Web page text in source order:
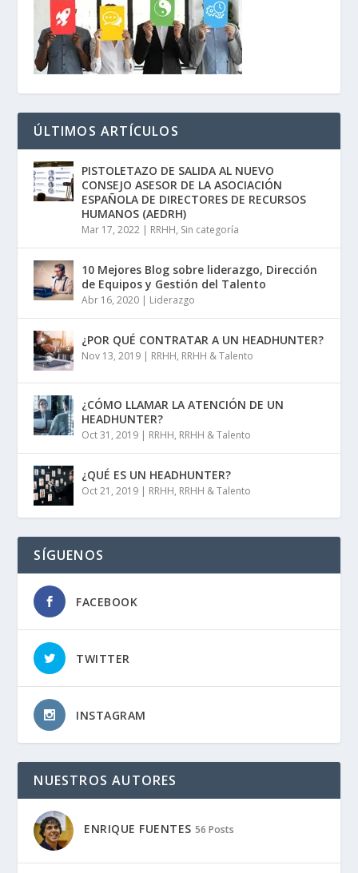
ÚLTIMOS ARTÍCULOS
PISTOLETAZO DE SALIDA AL NUEVO
CONSEJO ASESOR DE LA ASOCIACIÓN
ESPAÑOLA DE DIRECTORES DE RECURSOS
HUMANOS (AEDRH)
Mar 17, 2022 | RRHH, Sin categoría
10 Mejores Blog sobre liderazgo, Dirección
de Equipos y Gestión del Talento
Abr 16, 2020 | Liderazgo
¿POR QUÉ CONTRATAR A UN HEADHUNTER?
Nov 13, 2019 | RRHH, RRHH & Talento
¿CÓMO LLAMAR LA ATENCIÓN DE UN
HEADHUNTER?
Oct 31, 2019 | RRHH, RRHH & Talento
¿QUÉ ES UN HEADHUNTER?
Oct 21, 2019 | RRHH, RRHH & Talento
SÍGUENOS
FACEBOOK
TWITTER
INSTAGRAM
NUESTROS AUTORES
ENRIQUE FUENTES 56 Posts